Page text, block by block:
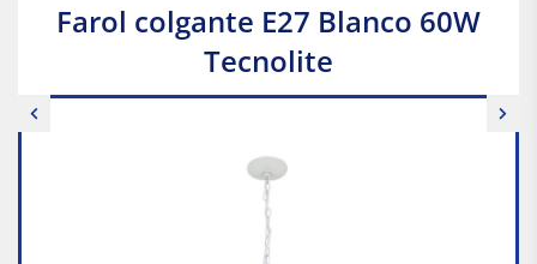
Farol colgante E27 Blanco 60W
Tecnolite